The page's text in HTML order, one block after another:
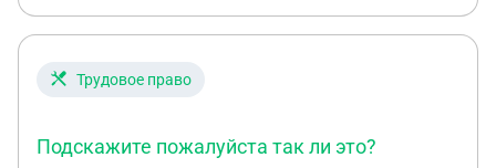
совпадают. Предоставила им договор с го, где я
являюсь перевозчиком, и агентский договор с
водителем где прописано что с каждого рейса я
перечисляю ему деньги уже за минусом своих
я должна платить 1% от общей суммы. Ведь это
Трудовое право
Подскажите пожалуйста так ли это?